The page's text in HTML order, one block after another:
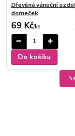
Dřevěná vánoční
domeček
69 Kč/ks
Do košíku